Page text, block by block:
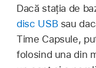
Dacă stația de
disc USBsau
Time Capsule,
folosind una din